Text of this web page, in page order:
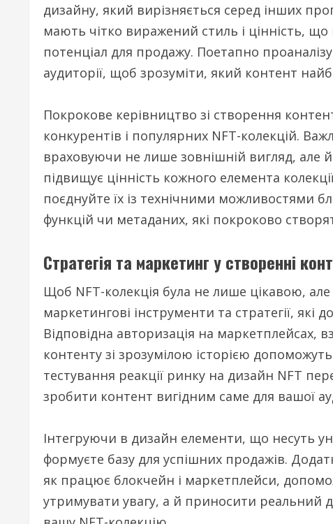
дизайну, який вирізняється серед інших
мають чітко виражений стиль і цінність,
потенціал для продажу. Поетапно
аудиторії, щоб зрозуміти, який контент
Покрокове керівництво зі створення
конкурентів і популярних NFT-колекцій.
враховуючи не лише зовнішній вигляд, але
підвищує цінність кожного елемента
поєднуйте їх із технічними можливостями
функцій чи метаданих, які покроково
Стратегія та маркетинг у створенні
Щоб NFT-колекція була не лише цікавою,
маркетингові інструменти та стратегії,
Відповідна авторизація на маркетплейсах,
контенту зі зрозумілою історією
тестування реакції ринку на дизайн NFT
зробити контент вигідним саме для вашої
Інтегруючи в дизайн елементи, що несуть
формуєте базу для успішних продажів.
як працює блокчейн і маркетплейси,
утримувати увагу, а й приносити реальний